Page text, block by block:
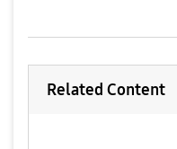
Related Content